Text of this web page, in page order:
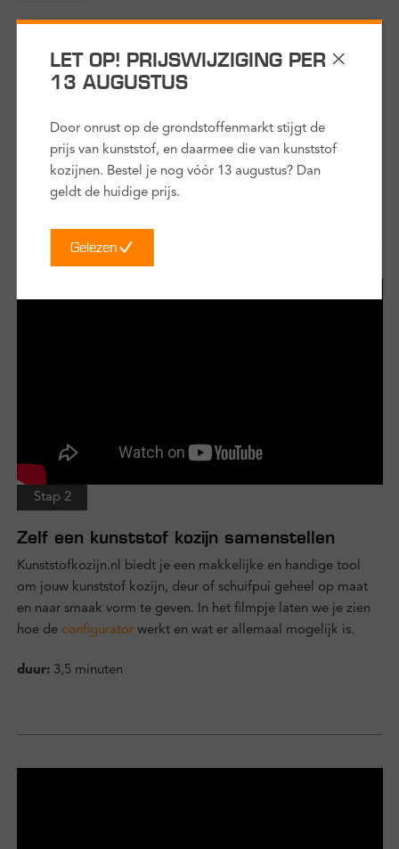
Een ClickOver® kozijn inmeten
Om de juiste afmeting ClickOver® kozijn te bestellen zijn er
2 maten belangrijk die je moet inmeten bij je oude kozijn: de
deze video legt Thomas je uit hoe je deze 2 maten
nauwkeurig inmeet.
3 minuten
Stap 2
Zelf een kunststof kozijn samenstellen
Kunststofkozijn.nl biedt je een makkelijke en handige tool
om jouw kunststof kozijn, deur of schuifpui geheel op maat
en naar smaak vorm te geven. In het filmpje laten we je zien
hoe de configuratorwerkt en wat er allemaal mogelijk is.
duur:3,5 minuten
LET OP! PRIJSWIJZIGING PER
13 AUGUSTUS
Door onrust op de grondstoffenmarkt stijgt de
prijs van kunststof, en daarmee die van kunststof
kozijnen. Bestel je nog vóór 13 augustus? Dan
geldt de huidige prijs.
Gelezen